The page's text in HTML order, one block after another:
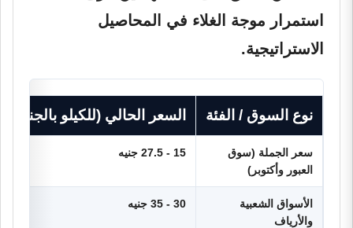
استمرار موجة الغلاء في المحاصيل
الاستراتيجية.
نوع السوق / الفئة السعر الحالي (للكيلو بالجنيه)
سعر الجملة (سوق
العبور وأكتوبر)
15 - 27.5 جنيه
الأسواق الشعبية
والأرياف
30 - 35 جنيه